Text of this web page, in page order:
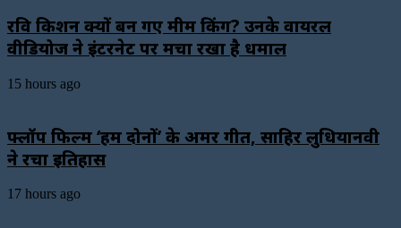
रवि किशन क्यों बन गए मीम किंग? उनके वायरल
वीडियोज ने इंटरनेट पर मचा रखा है धमाल
15 hours ago
फ्लॉप फिल्म ‘हम दोनों’ के अमर गीत, साहिर लुधियानवी
ने रचा इतिहास
17 hours ago